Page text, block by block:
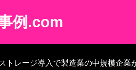
例.com
トレージ導入で製造業の中規模企業